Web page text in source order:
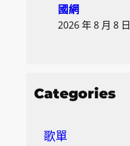
國網
2026 年 8 月 8 日
Categories
歌單